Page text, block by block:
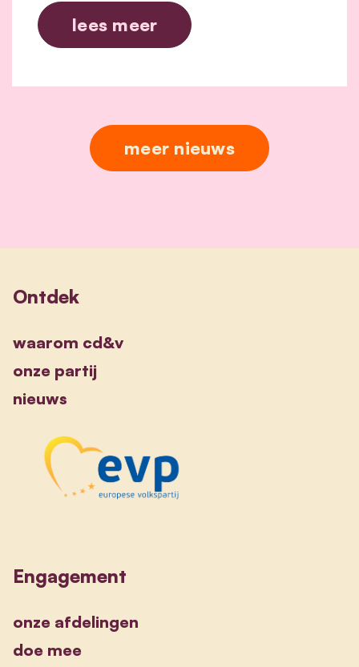
lees meer
meer nieuws
Ontdek
waarom cd&v
onze partij
nieuws
Engagement
onze afdelingen
doe mee